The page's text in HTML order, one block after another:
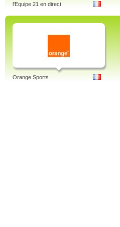
l'Equipe 21 en direct
Orange Sports